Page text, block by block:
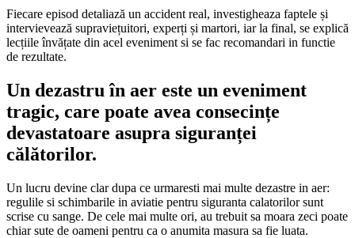
Fiecare episod detaliază un accident real, investigheaza faptele și
intervievează supraviețuitori, experți și martori, iar la final, se explică
lecțiile învățate din acel eveniment si se fac recomandari in functie
de rezultate.
Un dezastru în aer este un eveniment
tragic, care poate avea consecințe
devastatoare asupra siguranței
călătorilor.
Un lucru devine clar dupa ce urmaresti mai multe dezastre in aer:
regulile si schimbarile in aviatie pentru siguranta calatorilor sunt
scrise cu sange. De cele mai multe ori, au trebuit sa moara zeci poate
chiar sute de oameni pentru ca o anumita masura sa fie luata.